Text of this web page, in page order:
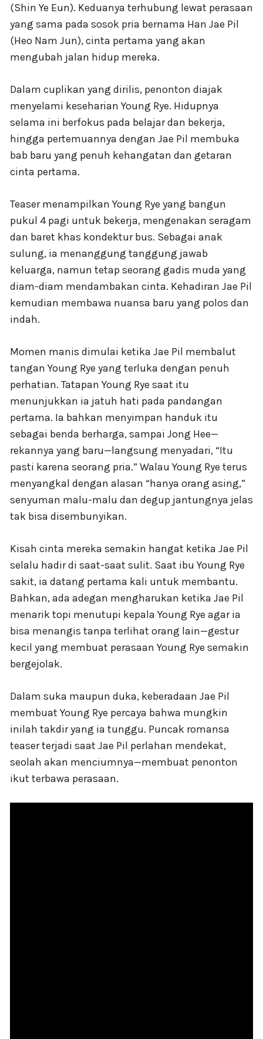
(Shin Ye Eun). Keduanya terhubung lewat perasaan
yang sama pada sosok pria bernama Han Jae Pil
(Heo Nam Jun), cinta pertama yang akan
mengubah jalan hidup mereka.
Dalam cuplikan yang dirilis, penonton diajak
menyelami keseharian Young Rye. Hidupnya
selama ini berfokus pada belajar dan bekerja,
hingga pertemuannya dengan Jae Pil membuka
bab baru yang penuh kehangatan dan getaran
cinta pertama.
Teaser menampilkan Young Rye yang bangun
pukul 4 pagi untuk bekerja, mengenakan seragam
dan baret khas kondektur bus. Sebagai anak
sulung, ia menanggung tanggung jawab
keluarga, namun tetap seorang gadis muda yang
diam-diam mendambakan cinta. Kehadiran Jae Pil
kemudian membawa nuansa baru yang polos dan
indah.
Momen manis dimulai ketika Jae Pil membalut
tangan Young Rye yang terluka dengan penuh
perhatian. Tatapan Young Rye saat itu
menunjukkan ia jatuh hati pada pandangan
pertama. Ia bahkan menyimpan handuk itu
sebagai benda berharga, sampai Jong Hee—
rekannya yang baru—langsung menyadari, “Itu
pasti karena seorang pria.” Walau Young Rye terus
menyangkal dengan alasan “hanya orang asing,”
senyuman malu-malu dan degup jantungnya jelas
tak bisa disembunyikan.
Kisah cinta mereka semakin hangat ketika Jae Pil
selalu hadir di saat-saat sulit. Saat ibu Young Rye
sakit, ia datang pertama kali untuk membantu.
Bahkan, ada adegan mengharukan ketika Jae Pil
menarik topi menutupi kepala Young Rye agar ia
bisa menangis tanpa terlihat orang lain—gestur
kecil yang membuat perasaan Young Rye semakin
bergejolak.
Dalam suka maupun duka, keberadaan Jae Pil
membuat Young Rye percaya bahwa mungkin
inilah takdir yang ia tunggu. Puncak romansa
teaser terjadi saat Jae Pil perlahan mendekat,
seolah akan menciumnya—membuat penonton
ikut terbawa perasaan.